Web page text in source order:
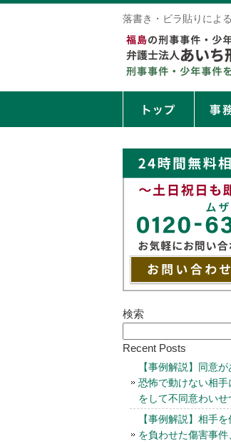
落書き・ビラ貼りによ
検索
Recent Posts
【事例解説】同意
恐怖で動けない相
をして不同意わいせ
【事例解説】相手
を負わせた傷害事